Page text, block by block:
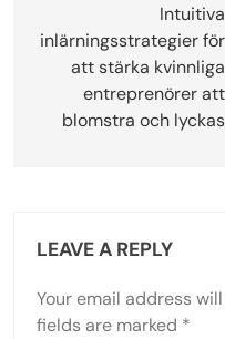
navigationIntuitiva
inlärningsstrategier för
att stärka kvinnliga
entreprenörer att
blomstra och lyckas
LEAVE A REPLY
Your email address
fields are marked *